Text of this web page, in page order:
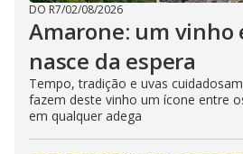
DO R7/02/08/2026
Amarone: um vinho
nasce da espera
Tempo, tradição e uvas
fazem deste vinho um ícone entre
em qualquer adega